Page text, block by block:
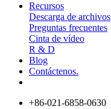
Recursos
Descarga de archivos
Preguntas frecuentes
Cinta de vídeo
R & D
Blog
Contáctenos.
+86-021-6858-0630